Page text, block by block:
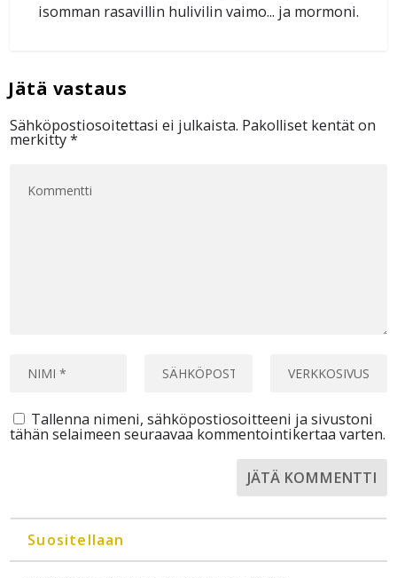
isomman rasavillin hulivilin vaimo... ja mormoni.
Sähköpostiosoitettasi ei julkaista. Pakolliset kentät on
merkitty*
Tallenna nimeni, sähköpostiosoitteeni ja sivustoni
tähän selaimeen seuraavaa kommentointikertaa varten.
Suositellaan